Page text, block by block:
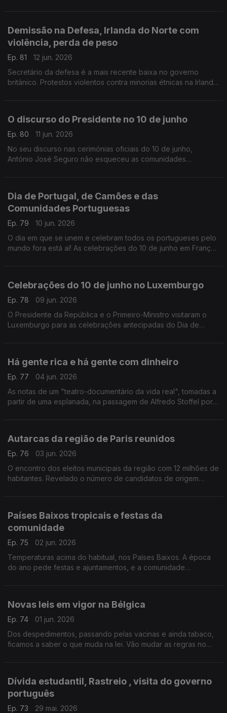
Demissão na Defesa, Irlanda do Norte com
violência, perda de peso
Ep. 81
12 jun. 2026
Secretário da defesa é a mais recente baixa no governo
britânico. Protestos violentos contra minorias étnicas na Irlanda
O discurso do Presidente no 10 de junho
Ep. 80
11 jun. 2026
No seu discurso nas cerimónias oficiais do 10 de junho,
António José Seguro não esqueceu as comunidades
Dia de Portugal, de Camões e das
Comunidades Portuguesas
Ep. 79
10 jun. 2026
O dia em que se unem e celebram todos os portugueses pelo
mundo fora está aí! As celebrações do 10 de junho em França.
Celebrações do 10 de junho no Luxemburgo
Ep. 78
09 jun. 2026
O Presidente da República e o Primeiro-Ministro visitaram o
Luxemburgo para as celebrações antecipadas do Dia de
Há gente rica e há gente com dinheiro
Ep. 77
04 jun. 2026
As notas de um "teatro-documentário da vida real", tomadas a
partir de uma esplanada, na passagem de Alfredo Stoffel por
Autarcas da região de Paris reunidos
Ep. 76
03 jun. 2026
O encontro dos eleitos municipais da região com 12 milhões de
habitantes. Revelado o número de candidatos de origem
Países Baixos tropicais e festas da
comunidade
Ep. 75
02 jun. 2026
Temperaturas acima do habitual, nos Países Baixos. A época
do ano pede festas e ajuntamentos, e a comunidade
Novas leis em vigor na Bélgica
Ep. 74
01 jun. 2026
Dos despedimentos, passando pelas vacinas e ainda tabaco,
ficamos a saber o que muda na lei. Vão mudar as regras no
Dívida estudantil, Rastreio , visita do governo
português
Ep. 73
29 mai. 2026